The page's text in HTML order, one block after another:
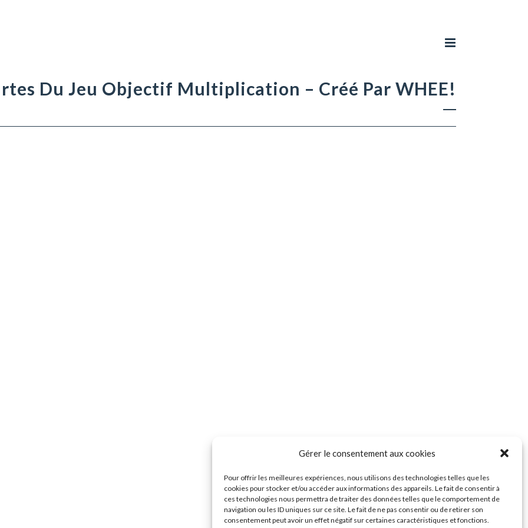
Gérer le consentement aux cookies
Pour offrir les meilleures expériences, nous utilisons des technologies telles que les
cookies pour stocker et/ou accéder aux informations des appareils. Le fait de consentir à
ces technologies nous permettra de traiter des données telles que le comportement de
navigation ou les ID uniques sur ce site. Le fait de ne pas consentir ou de retirer son
consentement peut avoir un effet négatif sur certaines caractéristiques et fonctions.
Du Jeu Objectif Multiplication – Créé Par WHEE!